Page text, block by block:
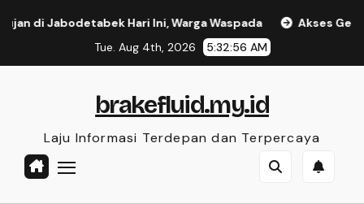
Jabodetabek Hari Ini, Warga Waspada
Akses Gerbang
Tue. Aug 4th, 2026
5:32:57 AM
brakefluid.my.id
Laju Informasi Terdepan dan Terpercaya